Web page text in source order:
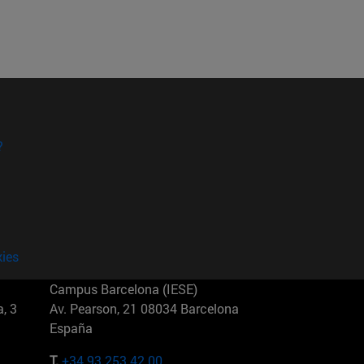
3
Campus Barcelona (IESE)
Av. Pearson, 21 08034 Barcelona
España
T. +34 93 253 42 00